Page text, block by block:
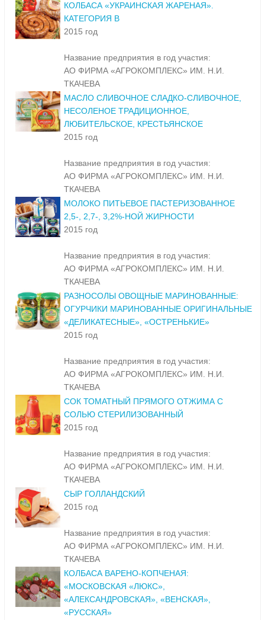
КОЛБАСА «УКРАИНСКАЯ ЖАРЕНАЯ».
КАТЕГОРИЯ В
2015 год
Название предприятия в год участия:
АО ФИРМА «АГРОКОМПЛЕКС» ИМ. Н.И.
ТКАЧЕВА
МАСЛО СЛИВОЧНОЕ СЛАДКО-СЛИВОЧНОЕ,
НЕСОЛЕНОЕ ТРАДИЦИОННОЕ,
ЛЮБИТЕЛЬСКОЕ, КРЕСТЬЯНСКОЕ
2015 год
Название предприятия в год участия:
АО ФИРМА «АГРОКОМПЛЕКС» ИМ. Н.И.
ТКАЧЕВА
МОЛОКО ПИТЬЕВОЕ ПАСТЕРИЗОВАННОЕ
2,5-, 2,7-, 3,2%-НОЙ ЖИРНОСТИ
2015 год
Название предприятия в год участия:
АО ФИРМА «АГРОКОМПЛЕКС» ИМ. Н.И.
ТКАЧЕВА
РАЗНОСОЛЫ ОВОЩНЫЕ МАРИНОВАННЫЕ:
ОГУРЧИКИ МАРИНОВАННЫЕ ОРИГИНАЛЬНЫЕ
«ДЕЛИКАТЕСНЫЕ», «ОСТРЕНЬКИЕ»
2015 год
Название предприятия в год участия:
АО ФИРМА «АГРОКОМПЛЕКС» ИМ. Н.И.
ТКАЧЕВА
СОК ТОМАТНЫЙ ПРЯМОГО ОТЖИМА С
СОЛЬЮ СТЕРИЛИЗОВАННЫЙ
2015 год
Название предприятия в год участия:
АО ФИРМА «АГРОКОМПЛЕКС» ИМ. Н.И.
ТКАЧЕВА
СЫР ГОЛЛАНДСКИЙ
2015 год
Название предприятия в год участия:
АО ФИРМА «АГРОКОМПЛЕКС» ИМ. Н.И.
ТКАЧЕВА
КОЛБАСА ВАРЕНО-КОПЧЕНАЯ:
«МОСКОВСКАЯ «ЛЮКС»,
«АЛЕКСАНДРОВСКАЯ», «ВЕНСКАЯ»,
«РУССКАЯ»